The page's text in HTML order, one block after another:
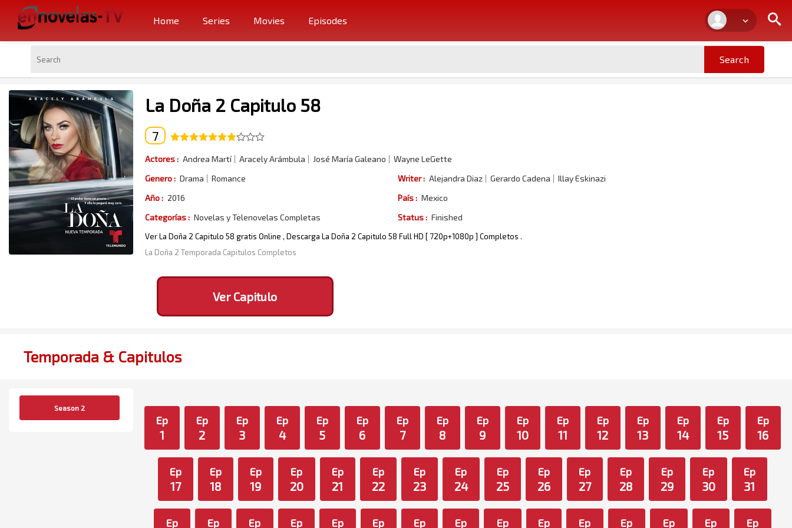
Home Series Movies Episodes
La Doña 2 Capitulo 58
7
Actores : Andrea Martí Aracely Arámbula José María Galeano
Wayne LeGette
Genero : Drama Romance Writer : Alejandra Diaz Gerardo Cadena
Illay Eskinazi
Año : 2016 País : Mexico
Categorías : Novelas y Telenovelas Completas Status : Finished
Ver La Doña 2 Capitulo 58 gratis Online , Descarga La Doña 2 Capitulo 58 Full HD [ 720p+1080p ] Completos .
La Doña 2 Temporada Capitulos Completos
Ver Capitulo
Temporada & Capitulos
Season 2
Ep
1
Ep
2
Ep
3
Ep
4
Ep
5
Ep
6
Ep
7
Ep
8
Ep
9
Ep
10
Ep
11
Ep
12
Ep
13
Ep
14
Ep
15
Ep
16
Ep
17
Ep
18
Ep
19
Ep
20
Ep
21
Ep
22
Ep
23
Ep
24
Ep
25
Ep
26
Ep
27
Ep
28
Ep
29
Ep
30
Ep
31
Ep Ep Ep Ep Ep Ep Ep Ep Ep Ep Ep Ep Ep Ep Ep